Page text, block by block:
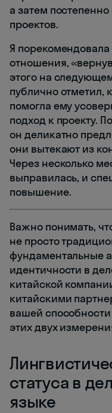
а затем
проектов.
Я
отношения,
этого на
публично отметил,
помогла ему
подход к проекту.
он деликатно
они вытекают из
Через несколько
выправилась, и
повышение.
Важно понимать,
не просто
фундаментальные
идентичности в
китайской
китайскими
вашей
этих двух
статуса в
языке